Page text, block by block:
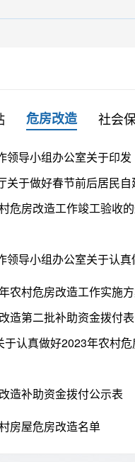
危房改造 社会
关于做好春节前后居民
危房改造工作竣工验收
领导小组办公室关于认
农村危房改造工作实施方
造第二批补助资金拨付表
认真做好2023年农村
造补助资金拨付公示表
房屋危房改造名单